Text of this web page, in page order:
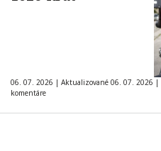
06. 07. 2026 | Aktualizované 06. 07. 2026 |
komentáre